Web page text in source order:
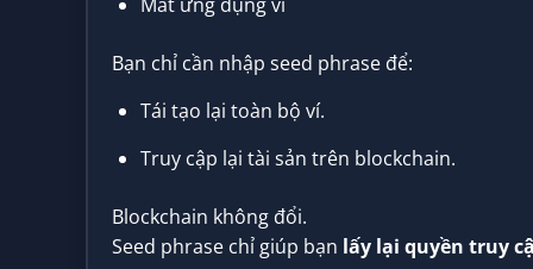
Bạn chỉ cần nhập seed phrase để:
Tái tạo lại toàn bộ ví.
Truy cập lại tài sản trên blockchain.
Blockchain không đổi.
Seed phrase chỉ giúp bạn lấy lại quyền truy